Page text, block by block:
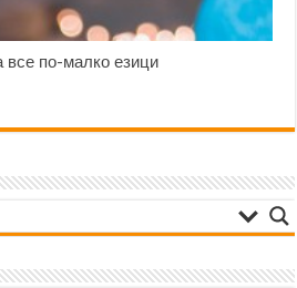
все по-малко езици